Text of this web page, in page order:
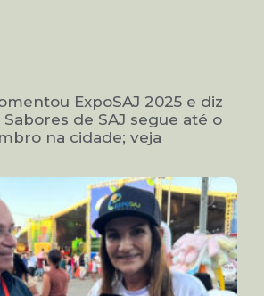
ExpoSAJ 2025 e diz
de SAJ segue até o
na cidade; veja